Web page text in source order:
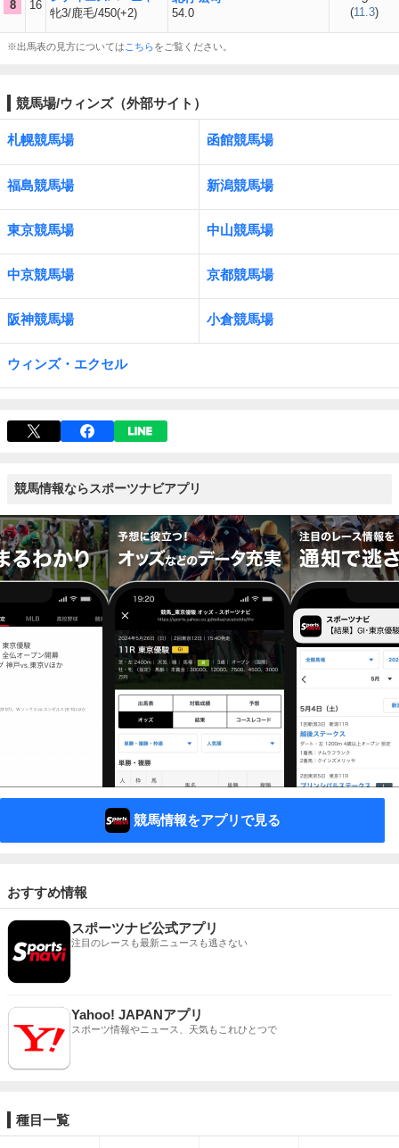
8 16
牝3/鹿毛/450(+2)
54.0
(11.3)
※出馬表の見方については こちらをご覧ください。
競馬場/ウィンズ（外部サイト）
札幌競馬場 函館競馬場
福島競馬場 新潟競馬場
東京競馬場 中山競馬場
中京競馬場 京都競馬場
阪神競馬場 小倉競馬場
ウィンズ・エクセル
競馬情報ならスポーツナビアプリ
競馬情報をアプリで見る
おすすめ情報
スポーツナビ公式アプリ
注目のレースも最新ニュースも逃さない
Yahoo! JAPANアプリ
スポーツ情報やニュース、天気もこれひとつで
種目一覧